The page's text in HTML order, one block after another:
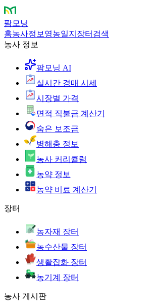
팜모닝
홈농사정보 영농일지 장터 검색
농사 정보
팜모닝 AI
실시간 경매 시세
시장별 가격
면적 직불금 계산기
숨은 보조금
병해충 정보
농사 커리큘럼
농약 정보
농약 비료 계산기
장터
농자재 장터
농수산물 장터
생활잡화 장터
농기계 장터
농사 게시판